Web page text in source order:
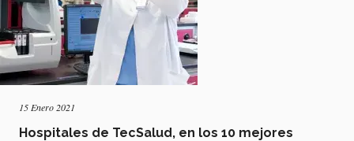
15 Enero 2021
Hospitales de TecSalud, en los 10 mejores